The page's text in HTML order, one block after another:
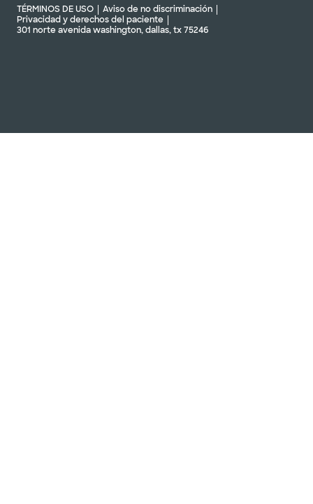
TÉRMINOS DE USO
Aviso de no discriminación
Privacidad y derechos del paciente
301 norte avenida washington, dallas, tx 75246